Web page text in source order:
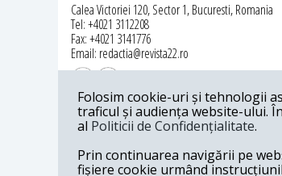
Calea Victoriei 120, Sector 1, Bucuresti, Romania
Tel: +4021 3112208
Fax: +4021 3141776
Email: redactia@revista22.ro
Revista 22 este editata de
Folosim cookie-uri și tehnologii
traficul și audiența website-ului.
al Politicii de Confidențialitate.
Prin continuarea navigării pe
fișiere cookie urmând